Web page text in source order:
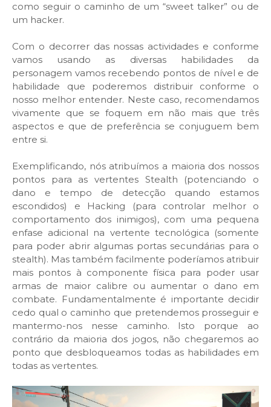
como seguir o caminho de um “sweet talker” ou de
um hacker.
Com o decorrer das nossas actividades e conforme
vamos usando as diversas habilidades da
personagem vamos recebendo pontos de nível e de
habilidade que poderemos distribuir conforme o
nosso melhor entender. Neste caso, recomendamos
vivamente que se foquem em não mais que três
aspectos e que de preferência se conjuguem bem
entre si.
Exemplificando, nós atribuímos a maioria dos nossos
pontos para as vertentes Stealth (potenciando o
dano e tempo de detecção quando estamos
escondidos) e Hacking (para controlar melhor o
comportamento dos inimigos), com uma pequena
enfase adicional na vertente tecnológica (somente
para poder abrir algumas portas secundárias para o
stealth). Mas também facilmente poderíamos atribuir
mais pontos à componente física para poder usar
armas de maior calibre ou aumentar o dano em
combate. Fundamentalmente é importante decidir
cedo qual o caminho que pretendemos prosseguir e
mantermo-nos nesse caminho. Isto porque ao
contrário da maioria dos jogos, não chegaremos ao
ponto que desbloqueamos todas as habilidades em
todas as vertentes.